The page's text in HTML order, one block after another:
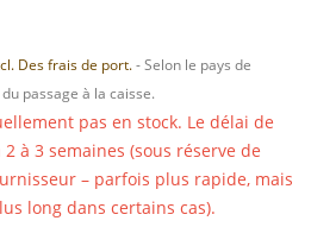
Des frais de port.- Selon le pays de
passage à la caisse.
pas en stock. Le délai de
à 3 semaines (sous réserve de
– parfois plus rapide, mais
long dans certains cas).